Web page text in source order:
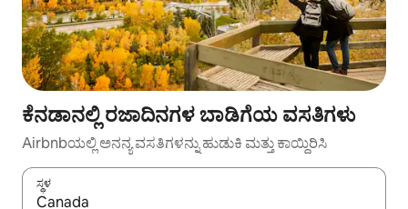
ಕೆನಡಾನಲ್ಲಿ ರಜಾದಿನಗಳ ಬಾಡಿಗೆಯ ವಸತಿಗಳು
Airbnbಯಲ್ಲಿ ಅನನ್ಯ ವಸತಿಗಳನ್ನು ಹುಡುಕಿ ಮತ್ತು ಕಾಯ್ದಿರಿಸಿ
ಸ್ಥಳ
ಫಲಿತಾಂಶಗಳು ಲಭ್ಯವಿರುವಾಗ, ಅಪ್ ಮತ್ತು ಡೌನ್ ಬಾಣದ ಕೀಲಿಗಳೊಂದಿಗೆ